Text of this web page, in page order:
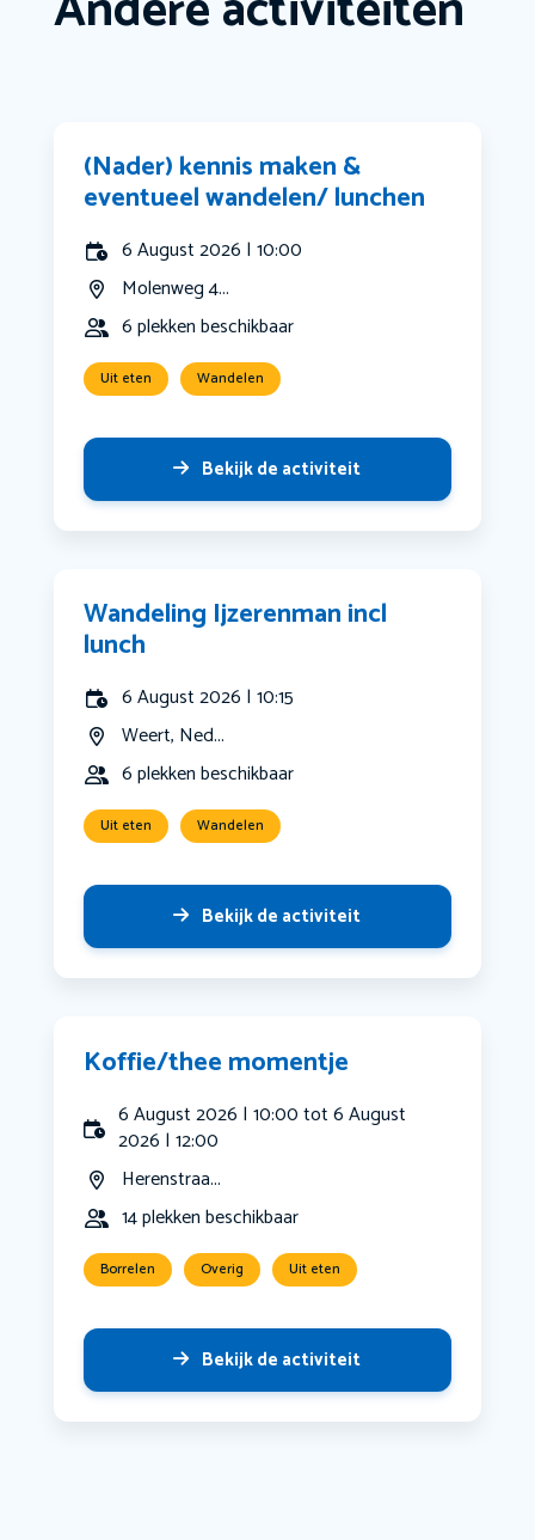
(Nader) kennis maken &
eventueel wandelen/ lunchen
6 August 2026 | 10:00
Molenweg 4...
6 plekken beschikbaar
Uit eten Wandelen
Bekijk de activiteit
Wandeling Ijzerenman incl
lunch
6 August 2026 | 10:15
Weert, Ned...
6 plekken beschikbaar
Uit eten Wandelen
Bekijk de activiteit
Koffie/thee momentje
6 August 2026 | 10:00 tot 6 August
2026 | 12:00
Herenstraa...
14 plekken beschikbaar
Borrelen Overig Uit eten
Bekijk de activiteit